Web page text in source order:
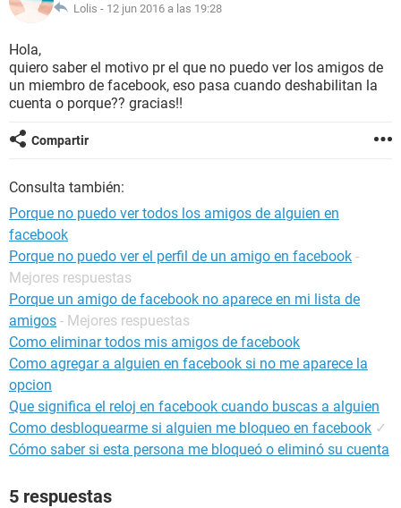
Lolis - 12 jun 2016 a las 19:28
Hola,
quiero saber el motivo pr el que no puedo ver los amigos de
un miembro de facebook, eso pasa cuando deshabilitan la
cuenta o porque?? gracias!!
Compartir
Consulta también:
Porque no puedo ver todos los amigos de alguien en
facebook
Porque no puedo ver el perfil de un amigo en facebook -
Mejores respuestas
Porque un amigo de facebook no aparece en mi lista de
amigos - Mejores respuestas
Como eliminar todos mis amigos de facebook
Como agregar a alguien en facebook si no me aparece la
opcion
Que significa el reloj en facebook cuando buscas a alguien
Como desbloquearme si alguien me bloqueo en facebook ✓
Cómo saber si esta persona me bloqueó o eliminó su cuenta
5 respuestas